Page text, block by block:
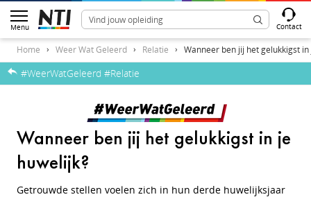
Menu Contact
Home Weer Wat Geleerd Relatie Wanneer ben jij het gelukkigst in
#WeerWatGeleerd #Relatie
Wanneer ben jij het gelukkigst in je
huwelijk?
Getrouwde stellen voelen zich in hun derde huwelijksjaar